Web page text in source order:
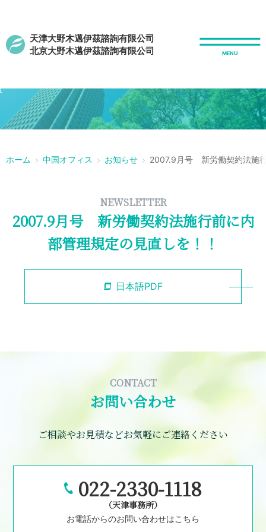
天津大野木邁伊茲諮詢有限公司
北京大野木邁伊茲諮詢有限公司
ホーム 中国オフィス お知らせ 2007.9月号 新労働契約法施
NEWSLETTER
2007.9月号 新労働契約法施行前に内
部管理規定の見直しを！！
日本語PDF
CONTACT
お問い合わせ
ご相談やお見積などお気軽にご連絡ください
022-2330-1118
（天津事務所）
お電話からのお問い合わせはこちら